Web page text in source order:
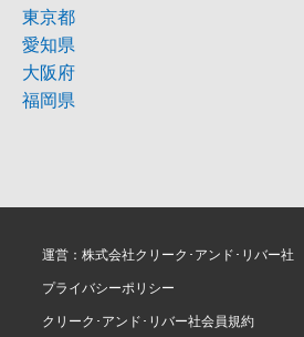
東京都
愛知県
大阪府
福岡県
運営：株式会社クリーク･アンド･リバー社
プライバシーポリシー
クリーク･アンド･リバー社会員規約